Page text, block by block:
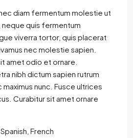
diam fermentum molestie ut
quis fermentum
viverra tortor, quis placerat
nec molestie sapien.
amet odio et ornare.
nibh dictum sapien rutrum
maximus nunc. Fusce ultrices
Curabitur sit amet ornare
French